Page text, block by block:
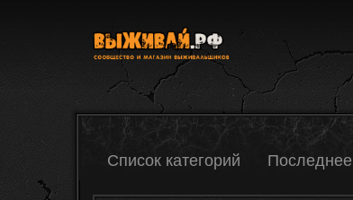
Список категорий Последнее